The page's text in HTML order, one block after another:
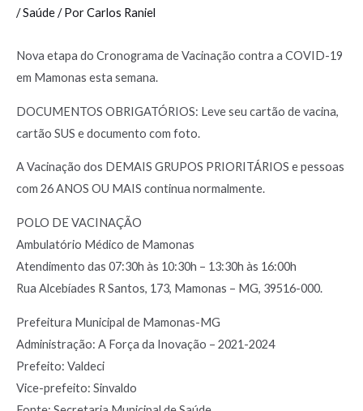
/Saúde/ PorCarlos Raniel
Nova etapa do Cronograma de Vacinação contra a COVID-19
em Mamonas esta semana.
DOCUMENTOS OBRIGATÓRIOS: Leve seu cartão de vacina,
cartão SUS e documento com foto.
A Vacinação dos DEMAIS GRUPOS PRIORITÁRIOS e pessoas
com 26 ANOS OU MAIS continua normalmente.
POLO DE VACINAÇÃO
Ambulatório Médico de Mamonas
Atendimento das 07:30h às 10:30h – 13:30h às 16:00h
Rua Alcebíades R Santos, 173, Mamonas – MG, 39516-000.
Prefeitura Municipal de Mamonas-MG
Administração: A Força da Inovação – 2021-2024
Prefeito: Valdeci
Vice-prefeito: Sinvaldo